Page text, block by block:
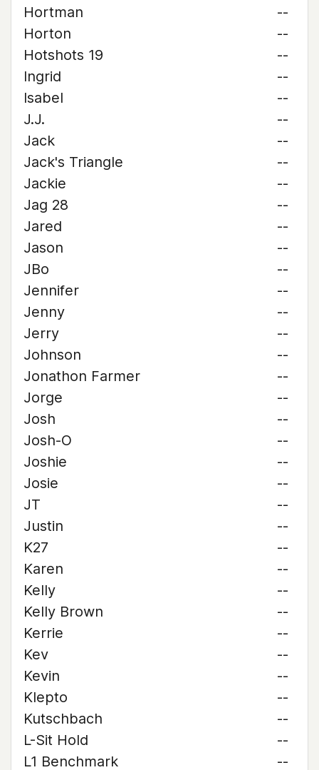
Hortman
--
Horton
--
Hotshots 19
--
Ingrid
--
Isabel
--
J.J.
--
Jack
--
Jack's Triangle
--
Jackie
--
Jag 28
--
Jared
--
Jason
--
JBo
--
Jennifer
--
Jenny
--
Jerry
--
Johnson
--
Jonathon Farmer
--
Jorge
--
Josh
--
Josh-O
--
Joshie
--
Josie
--
JT
--
Justin
--
K27
--
Karen
--
Kelly
--
Kelly Brown
--
Kerrie
--
Kev
--
Kevin
--
Klepto
--
Kutschbach
--
L-Sit Hold
--
L1 Benchmark
--